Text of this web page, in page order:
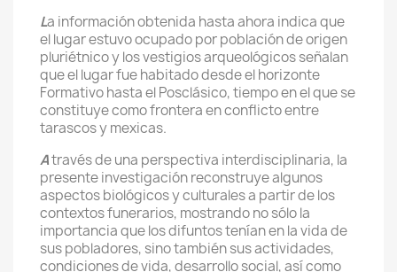
La información obtenida hasta ahora indica que
el lugar estuvo ocupado por población de origen
pluriétnico y los vestigios arqueológicos señalan
que el lugar fue habitado desde el horizonte
Formativo hasta el Posclásico, tiempo en el que se
constituye como frontera en conflicto entre
tarascos y mexicas.
Através de una perspectiva interdisciplinaria, la
presente investigación reconstruye algunos
aspectos biológicos y culturales a partir de los
contextos funerarios, mostrando no sólo la
importancia que los difuntos tenían en la vida de
sus pobladores, sino también sus actividades,
condiciones de vida, desarrollo social, así como